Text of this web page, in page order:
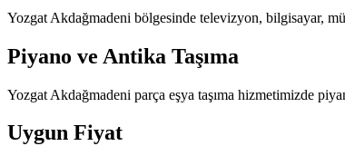
Yozgat Akdağmadeni bölgesinde televizyon, bilgisayar,
Piyano ve Antika Taşıma
Yozgat Akdağmadeni parça eşya taşıma hizmetimizde
Uygun Fiyat